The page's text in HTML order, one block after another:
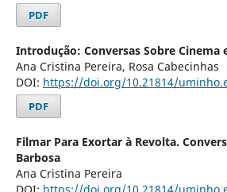
PDF
Introdução: Conversas Sobre Cinema
Ana Cristina Pereira, Rosa Cabecinhas
DOI: https://doi.org/10.21814/
PDF
Filmar Para Exortar à Revolta.
Barbosa
Ana Cristina Pereira